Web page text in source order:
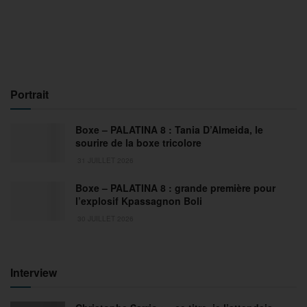
Portrait
Boxe – PALATINA 8 : Tania D’Almeida, le
sourire de la boxe tricolore
Boxe – PALATINA 8 : grande première pour
l’explosif Kpassagnon Boli
Interview